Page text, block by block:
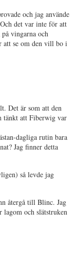
och jag använde
det var inte för att
vingarna och
att se om den vill bo i
Det är som att den
tänkt att Fiberwig var
dagliga rutin bara
Jag finner detta
så levde jag
återgå till Blinc. Jag
lagom och slätstruken